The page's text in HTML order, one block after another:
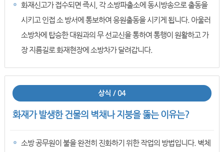
화재신고가 접수되면 즉시, 각 소방파출소에 동시방송으로 출동을
시키고 인접 소 방서에 통보하여 응원출동을 시키게 됩니다. 아울러
소방차에 탑승한 대원과의 무 선교신을 통하여 통행이 원활하고 가
장 지름길로 화재현장에 소방차가 달려갑니다.
상식 / 04
화재가 발생한 건물의 벽채나 지붕을 뚫는 이유는?
소방 공무원이 불을 완전히 진화하기 위한 작업의 방법입니다. 벽체